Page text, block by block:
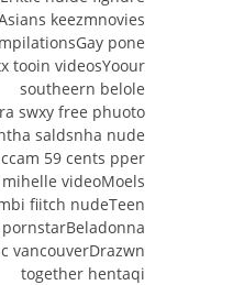
keezmnovies
pone
tooin videosYoour
southeern belole
swxy free phuoto
saldsnha nude
59 cents pper
videoMoels
fiitch nudeTeen
vancouverDrazwn
together hentaqi